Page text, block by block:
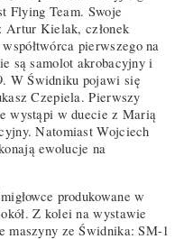
Flying Team. Swoje
Artur Kielak, członek
pierwszego na
są samolot akrobacyjny i
W Świdniku pojawi się
Czepiela. Pierwszy
wystąpi w duecie z Marią
Natomiast Wojciech
ewolucje na
produkowane w
Z kolei na wystawie
maszyny ze Świdnika: SM-1